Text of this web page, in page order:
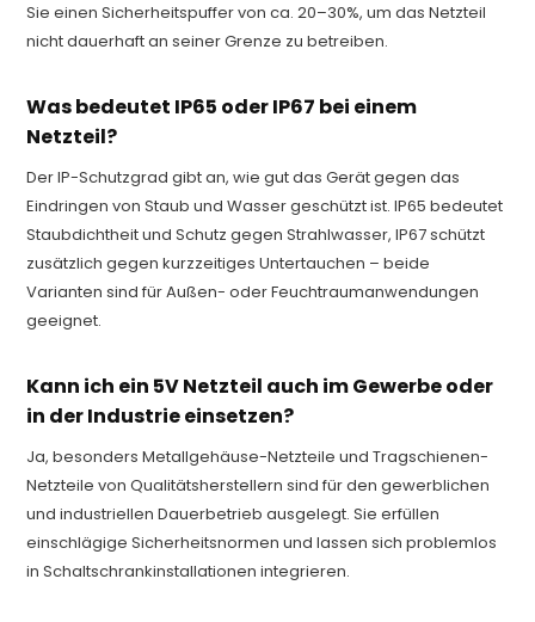
Sie einen Sicherheitspuffer von ca. 20–30%, um das Netzteil
nicht dauerhaft an seiner Grenze zu betreiben.
Was bedeutet IP65 oder IP67 bei einem
Netzteil?
Der IP-Schutzgrad gibt an, wie gut das Gerät gegen das
Eindringen von Staub und Wasser geschützt ist. IP65 bedeutet
Staubdichtheit und Schutz gegen Strahlwasser, IP67 schützt
zusätzlich gegen kurzzeitiges Untertauchen – beide
Varianten sind für Außen- oder Feuchtraumanwendungen
geeignet.
Kann ich ein 5V Netzteil auch im Gewerbe oder
in der Industrie einsetzen?
Ja, besonders Metallgehäuse-Netzteile und Tragschienen-
Netzteile von Qualitätsherstellern sind für den gewerblichen
und industriellen Dauerbetrieb ausgelegt. Sie erfüllen
einschlägige Sicherheitsnormen und lassen sich problemlos
in Schaltschrankinstallationen integrieren.